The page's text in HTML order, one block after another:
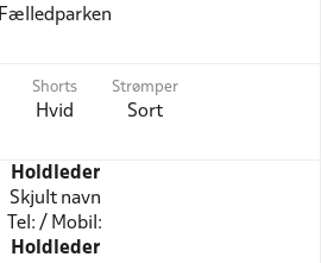
Fælledparken
Shorts
Hvid
Strømper
Sort
Holdleder
Skjult navn
Tel: / Mobil:
Holdleder